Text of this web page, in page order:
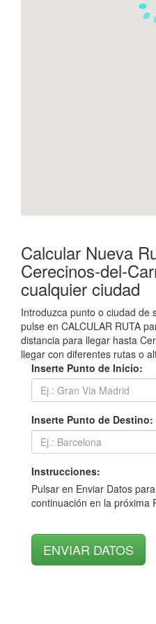
Calcular Nueva
Cerecinos-del-
cualquier ciudad
Introduzca punto o ciudad de
pulse en CALCULAR RUTA
distancia para llegar hasta
llegar con diferentes rutas o
Inserte Punto de Inicio:
Inserte Punto de Destino:
Instrucciones:
Pulsar en Enviar Datos
continuación en la próxima